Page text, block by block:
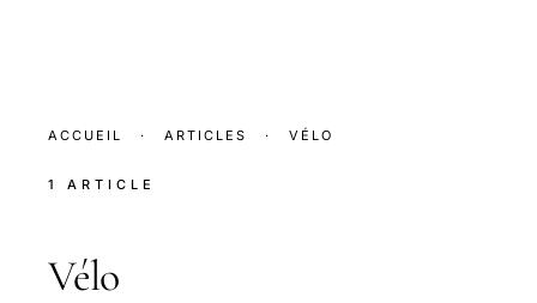
ACCUEIL · ARTICLES · VÉLO
1 ARTICLE
Vélo